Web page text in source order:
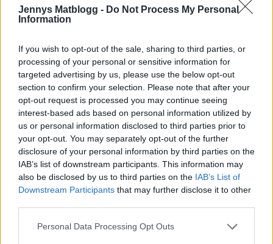
Jennys Matblogg - Do Not Process My Personal
Information
If you wish to opt-out of the sale, sharing to third parties, or
processing of your personal or sensitive information for
targeted advertising by us, please use the below opt-out
section to confirm your selection. Please note that after your
opt-out request is processed you may continue seeing
interest-based ads based on personal information utilized by
us or personal information disclosed to third parties prior to
your opt-out. You may separately opt-out of the further
disclosure of your personal information by third parties on the
IAB’s list of downstream participants. This information may
also be disclosed by us to third parties on the IAB’s List of
Downstream Participants that may further disclose it to other
Personal Data Processing Opt Outs
bakplåtspapper i cirka 45 minuter.
Mot slutet av jästiden så kan du koka upp vatten i en
cirka 2-3 minuter på varje sida.Lyft upp dem och låt den
torka på en ren kökshandduk. Lägg över dem på plåten
med bakplåtspapper och pensla med uppvispad
äggvita och strö över vallmofrön.
Grädda till sist bröden gyllene mitt i ugnen i 20-25 minuter.
* När jag gräddade mina bagels fick jag skruva upp till
200 grader efter halva gräddningstiden, för att få fin färg
på dem.